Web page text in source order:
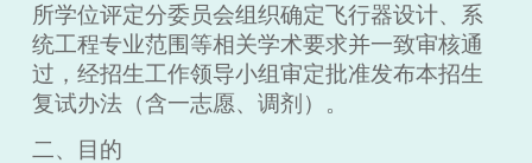
所学位评定分委员会组织确定飞行器设计、系
统工程专业范围等相关学术要求并一致审核通
过，经招生工作领导小组审定批准发布本招生
复试办法（含一志愿、调剂）。
二、目的